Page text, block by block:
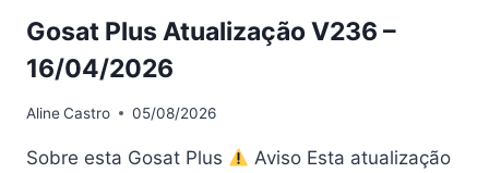
Gosat Plus Atualização V236 –
16/04/2026
AlineCastro 05/08/2026
Sobre esta Gosat Plus
Aviso Esta atualização